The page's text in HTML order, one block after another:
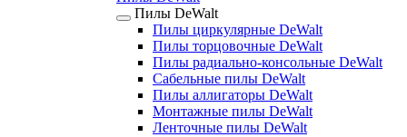
Пилы DeWalt
Пилы циркулярные DeWalt
Пилы торцовочные DeWalt
Пилы радиально-консольные DeWalt
Сабельные пилы DeWalt
Пилы аллигаторы DeWalt
Монтажные пилы DeWalt
Ленточные пилы DeWalt